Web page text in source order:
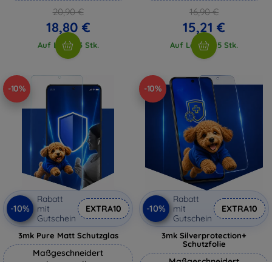
20,90 €
18,80 €
Auf Lager 3 Stk.
16,90 €
15,21 €
Auf Lager > 5 Stk.
-10%
-10%
Rabatt
mit
Gutschein
EXTRA10
3mk Pure Matt Schutzglas
Maßgeschneidert
-10%
-10%
Rabatt
mit
Gutschein
EXTRA10
3mk Silverprotection+
Schutzfolie